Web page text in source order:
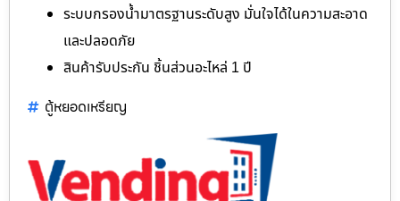
ระบบกรองน้ำมาตรฐานระดับสูง มั่นใจได้ในความสะอาด
และปลอดภัย
สินค้ารับประกัน ชิ้นส่วนอะไหล่ 1 ปี
ตู้หยอดเหรียญ